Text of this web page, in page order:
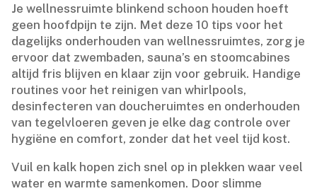
Je wellnessruimte blinkend schoon houden hoeft
geen hoofdpijn te zijn.​ Met deze 10 tips voor het
dagelijks onderhouden van wellnessruimtes, zorg je
ervoor dat zwembaden, sauna’s en stoomcabines
altijd fris blijven en klaar zijn voor gebruik.​ Handige
routines voor het reinigen van whirlpools,
desinfecteren van doucheruimtes en onderhouden
van tegelvloeren geven je elke dag controle over
hygiëne en comfort, zonder dat het veel tijd kost.​
Vuil en kalk hopen zich snel op in plekken waar veel
water en warmte samenkomen.​ Door slimme